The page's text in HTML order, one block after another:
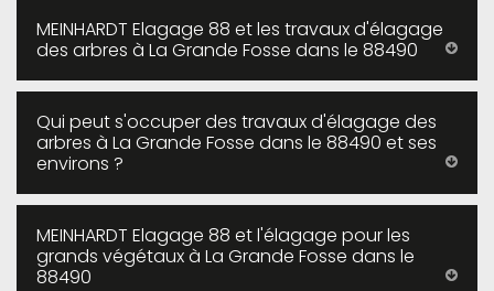
MEINHARDT Elagage 88 et les travaux d'élagage
des arbres à La Grande Fosse dans le 88490
Qui peut s'occuper des travaux d'élagage des
arbres à La Grande Fosse dans le 88490 et ses
environs ?
MEINHARDT Elagage 88 et l'élagage pour les
grands végétaux à La Grande Fosse dans le
88490